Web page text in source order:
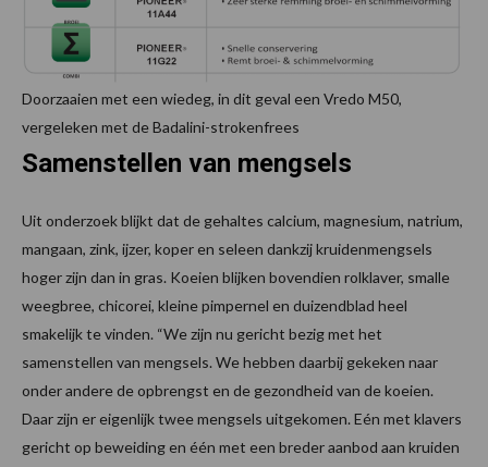
Doorzaaien met een wiedeg, in dit geval een Vredo M50,
vergeleken met de Badalini-strokenfrees
Samenstellen van mengsels
Uit onderzoek blijkt dat de gehaltes calcium, magnesium, natrium,
mangaan, zink, ijzer, koper en seleen dankzij kruidenmengsels
hoger zijn dan in gras. Koeien blijken bovendien rolklaver, smalle
weegbree, chicorei, kleine pimpernel en duizendblad heel
smakelijk te vinden. “We zijn nu gericht bezig met het
samenstellen van mengsels. We hebben daarbij gekeken naar
onder andere de opbrengst en de gezondheid van de koeien.
Daar zijn er eigenlijk twee mengsels uitgekomen. Eén met klavers
gericht op beweiding en één met een breder aanbod aan kruiden